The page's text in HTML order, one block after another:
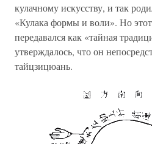
кулачному искусству, и так
«Кулака формы и воли». Но этот
передавался как «тайная
утверждалось, что он
тайцзицюань.